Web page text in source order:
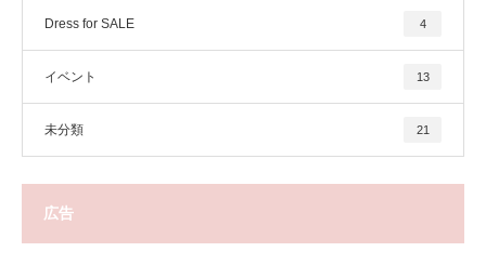
Dress for SALE 4
イベント 13
未分類 21
広告